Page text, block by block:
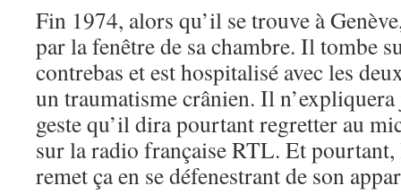
Fin 1974, alors qu’il se trouve à
par la fenêtre de sa chambre. Il tombe
contrebas et est hospitalisé avec les
un traumatisme crânien. Il
geste qu’il dira pourtant regretter au
sur la radio française RTL. Et
remet ça en se défenestrant de son